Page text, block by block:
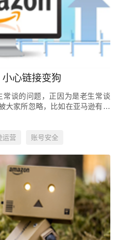
心链接变狗
常谈的问题，正因为是老生常谈
大家所忽略，比如在亚马逊有一
，如果被系统检测到，会导致链
运营 账号安全